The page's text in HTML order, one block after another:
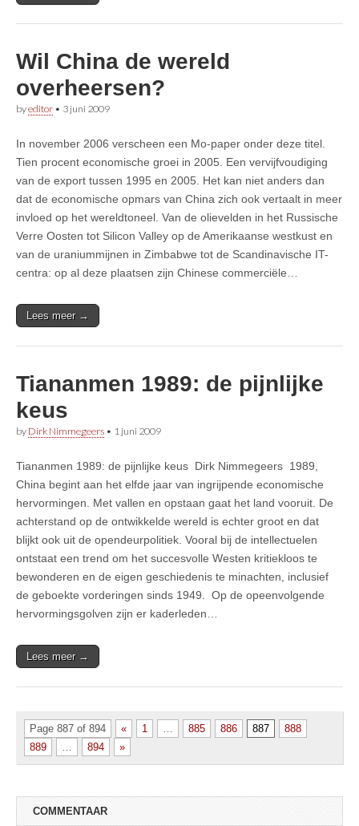
Wil China de wereld
overheersen?
byeditor • 3 juni 2009
In november 2006 verscheen een Mo-paper onder deze titel.
Tien procent economische groei in 2005. Een vervijfvoudiging
van de export tussen 1995 en 2005. Het kan niet anders dan
dat de economische opmars van China zich ook vertaalt in meer
invloed op het wereldtoneel. Van de olievelden in het Russische
Verre Oosten tot Silicon Valley op de Amerikaanse westkust en
van de uraniummijnen in Zimbabwe tot de Scandinavische IT-
centra: op al deze plaatsen zijn Chinese commerciële…
Lees meer →
Tiananmen 1989: de pijnlijke
keus
by Dirk Nimmegeers • 1 juni 2009
Tiananmen 1989: de pijnlijke keus Dirk Nimmegeers 1989,
China begint aan het elfde jaar van ingrijpende economische
hervormingen. Met vallen en opstaan gaat het land vooruit. De
achterstand op de ontwikkelde wereld is echter groot en dat
blijkt ook uit de opendeurpolitiek. Vooral bij de intellectuelen
ontstaat een trend om het succesvolle Westen kritiekloos te
bewonderen en de eigen geschiedenis te minachten, inclusief
de geboekte vorderingen sinds 1949. Op de opeenvolgende
hervormingsgolven zijn er kaderleden…
Lees meer →
Page 887 of 894 « 1 885 886 887
888
889
894 »
COMMENTAAR